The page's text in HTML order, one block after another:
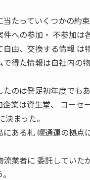
たっていくつかの約束
への参加・ 不参加
由、交換する情報
得た情報は自社内の
のは発足初年度でもあ
業は資生堂、 コーセ
まった。
ある札 幌通運の拠
業者に 委託してい